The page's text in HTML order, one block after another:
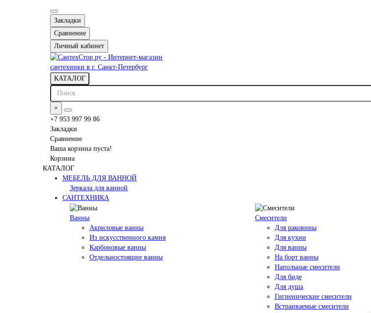
Закладки
Сравнение
Личный кабинет
КАТАЛОГ
×
+7 953 997 99 86
Закладки
Сравнение
Ваша корзина пуста!
Корзина
КАТАЛОГ
МЕБЕЛЬ ДЛЯ ВАННОЙ
Зеркала для ванной
САНТЕХНИКА
Ванны
Акриловые ванны
Из искусственного камня
Карбоновые ванны
Отдельностоящие ванны
Смесители
Для раковины
Для кухни
Для ванны
На борт ванны
Напольные смесители
Для биде
Для душа
Гигиенические смесители
Встраиваемые смесители